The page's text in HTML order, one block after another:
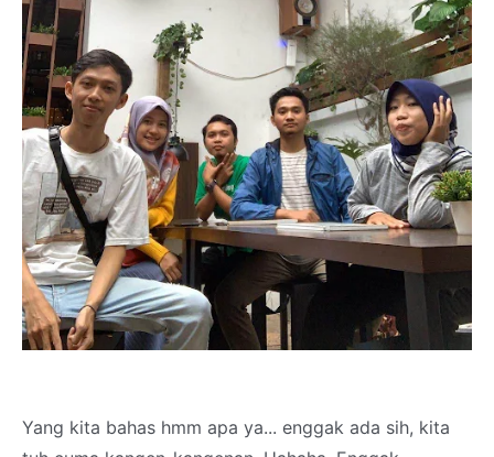
Yang kita bahas hmm apa ya... enggak ada sih, kita